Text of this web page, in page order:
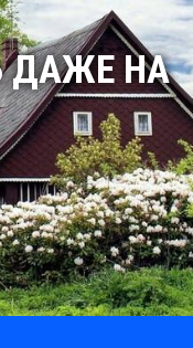
ДАЖЕ НА